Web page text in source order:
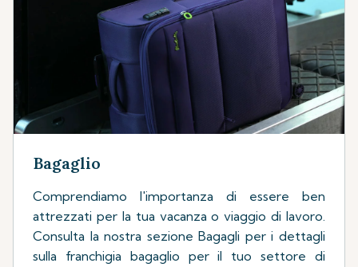
Bagaglio
Comprendiamo l'importanza di essere ben
attrezzati per la tua vacanza o viaggio di lavoro.
Consulta la nostra sezione Bagagli per i dettagli
sulla franchigia bagaglio per il tuo settore di